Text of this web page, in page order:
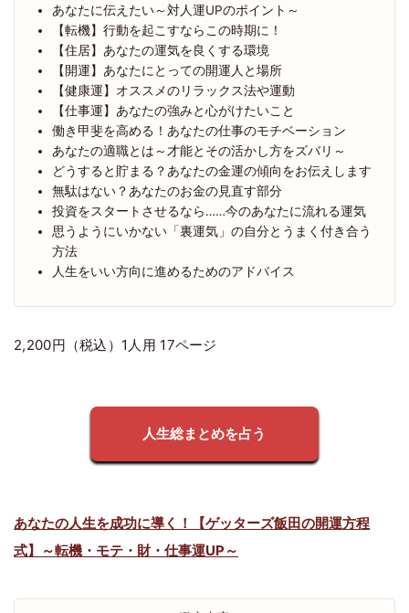
あなたに伝えたい～対人運UPのポイント～
【転機】行動を起こすならこの時期に！
【住居】あなたの運気を良くする環境
【開運】あなたにとっての開運人と場所
【健康運】オススメのリラックス法や運動
【仕事運】あなたの強みと心がけたいこと
働き甲斐を高める！あなたの仕事のモチベーション
あなたの適職とは～才能とその活かし方をズバリ～
どうすると貯まる？あなたの金運の傾向をお伝えします
無駄はない？あなたのお金の見直す部分
投資をスタートさせるなら……今のあなたに流れる運気
思うようにいかない「裏運気」の自分とうまく付き合う
方法
人生をいい方向に進めるためのアドバイス
2,200円（税込）1人用 17ページ
人生総まとめを占う
あなたの人生を成功に導く！【ゲッターズ飯田の開運方程
式】～転機・モテ・財・仕事運UP～